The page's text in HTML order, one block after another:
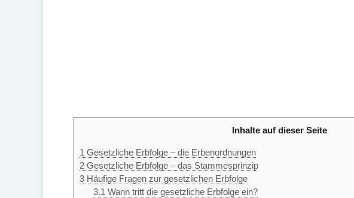
Inhalte auf dieser Seite
1 Gesetzliche Erbfolge – die Erbenordnungen
2 Gesetzliche Erbfolge – das Stammesprinzip
3 Häufige Fragen zur gesetzlichen Erbfolge
3.1 Wann tritt die gesetzliche Erbfolge ein?